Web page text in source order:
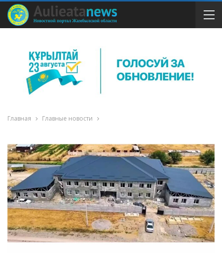
Главная Главные новости